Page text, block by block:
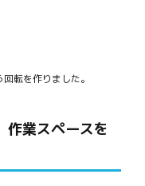
転を作りました。
作業スペースを